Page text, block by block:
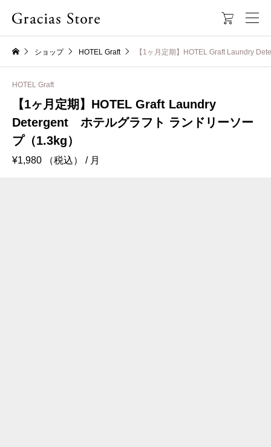

ショップ HOTEL Graft 【1ヶ月定期】HOTEL Graft Laundry
HOTEL Graft
【1ヶ月定期】HOTEL Graft Laundry
Detergent ホテルグラフト ランドリーソー
プ（1.3kg）
¥1,980 （税込） / 月